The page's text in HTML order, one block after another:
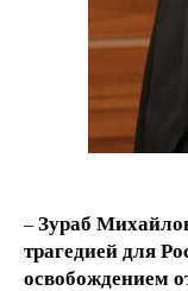
–Зураб
трагедией для
освобождением